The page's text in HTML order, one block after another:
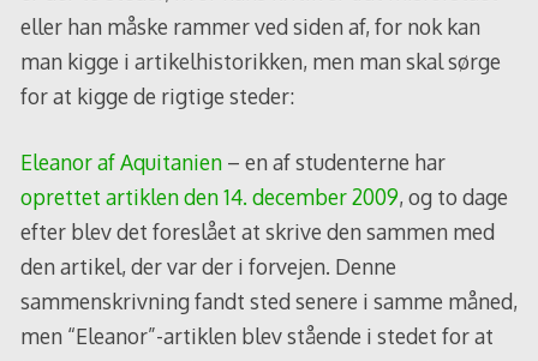
eller han måske rammer ved siden af, for nok kan
man kigge i artikelhistorikken, men man skal sørge
for at kigge de rigtige steder:
Eleanor af Aquitanien– en af studenterne har
oprettet artiklen den 14. december 2009, og to dage
efter blev det foreslået at skrive den sammen med
den artikel, der var der i forvejen. Denne
sammenskrivning fandt sted senere i samme måned,
men “Eleanor”-artiklen blev stående i stedet for at